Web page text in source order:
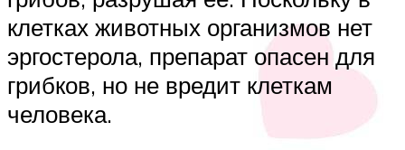
клетках животных организмов нет
эргостерола, препарат опасен для
грибков, но не вредит клеткам
человека.